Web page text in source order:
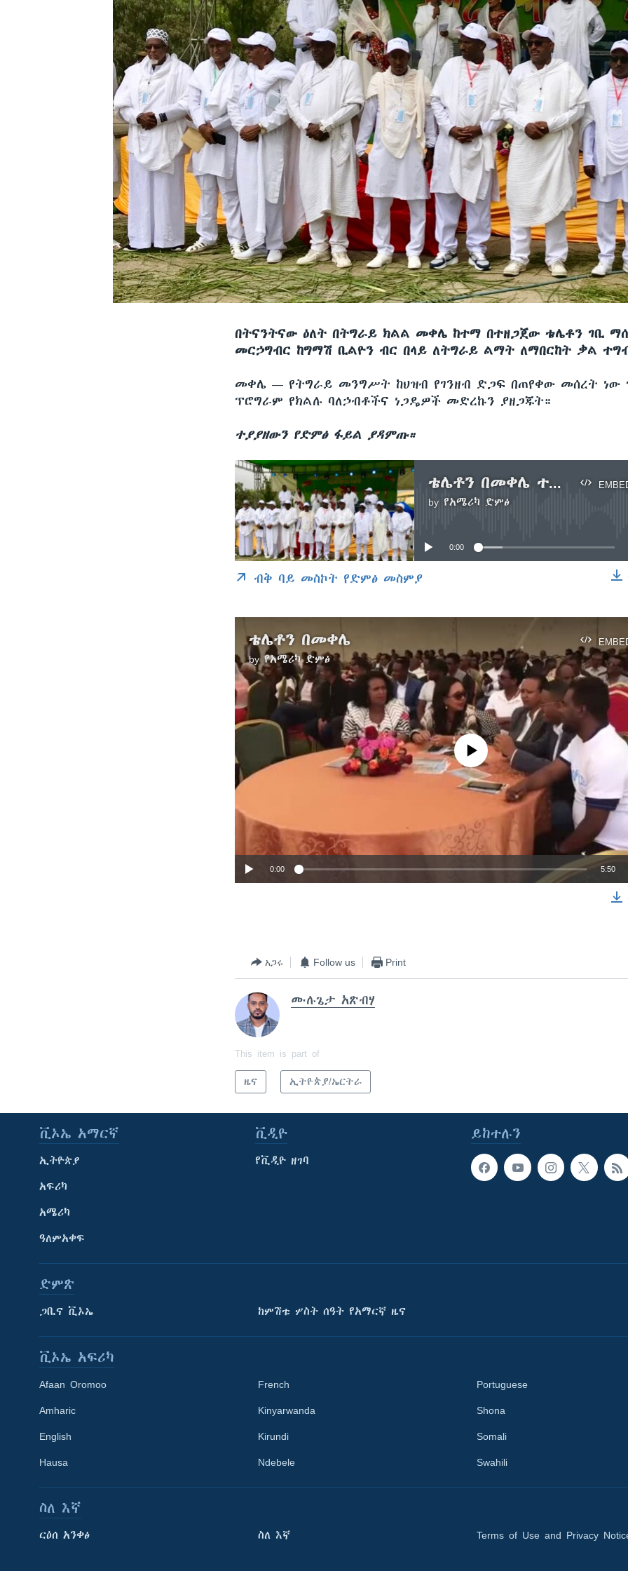
Learning English
ቋንቋዎች
በትናንትናው ዕለት በትግራይ ክልል መቀሌ ከተማ በተዘጋጀው ቴሌቶን ገቢ
መርኃግብር ከግማሽ ቢልዮን ብር በላይ ለትግራይ ልማት ለማበርከት ቃል
መቀሌ — የትግራይ መንግሥት ከህዝብ የገንዘብ ድጋፍ በጠየቀው መሰረት ነው
ፕሮግራም የክልሉ ባለኃብቶችና ነጋዴዎች መድረኩን ያዘጋጁት።
ተያያዘውን የድምፅ ፋይል ያዳምጡ።
ቴሌቶን በመቀሌ ተካሄደ
by የአሜሪካ ድምፅ
No media source currently available
0:00
ብቅ ባይ መስኮት የድምፅ መስምያ
ቴሌቶን በመቀሌ
byየአሜሪካ ድምፅ
No media source currently available
0:00 5:50
አጋሩ Follow us Print
ሙሉጌታ አጽብሃ
This item is part of
ዜና ኢትዮጵያ/ኤርትራ
ይከተሉን
ቪኦኤ አማርኛ
ኢትዮጵያ
አፍሪካ
አሜሪካ
ዓለምአቀፍ
ቪዲዮ
የቪዲዮ ዘገባ
ድምጽ
ጋቢና ቪኦኤ ከምሽቱ ሦስት ሰዓት የአማርኛ ዜና
ቪኦኤ አፍሪካ
Afaan Oromoo
Amharic
English
Hausa
French
Kinyarwanda
Kirundi
Ndebele
Portuguese
Shona
Somali
Swahili
ስለ እኛ
ርዕሰ አንቀፅ ስለ እኛ Terms of Use and Privacy